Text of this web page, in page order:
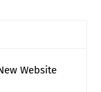
Website